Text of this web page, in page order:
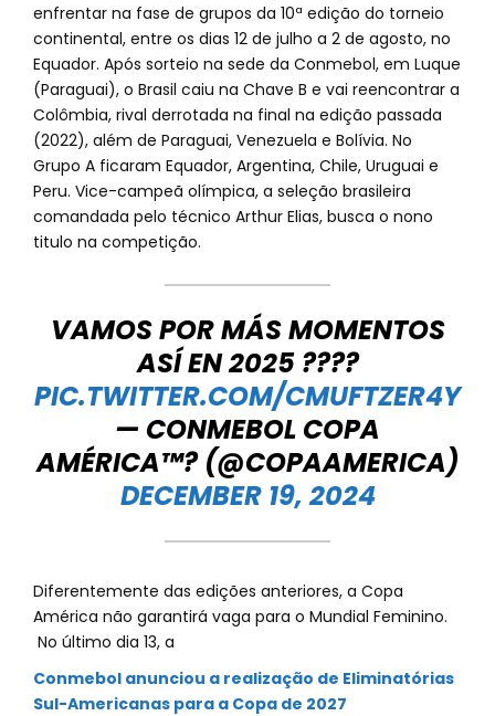
enfrentar na fase de grupos da 10ª edição do torneio
continental, entre os dias 12 de julho a 2 de agosto, no
Equador. Após sorteio na sede da Conmebol, em Luque
(Paraguai), o Brasil caiu na Chave B e vai reencontrar a
Colômbia, rival derrotada na final na edição passada
(2022), além de Paraguai, Venezuela e Bolívia. No
Grupo A ficaram Equador, Argentina, Chile, Uruguai e
Peru. Vice-campeã olímpica, a seleção brasileira
comandada pelo técnico Arthur Elias, busca o nono
titulo na competição.
VAMOS POR MÁS MOMENTOS
ASÍ EN 2025 ????
PIC.TWITTER.COM/CMUFTZER4Y
— CONMEBOL COPA
AMÉRICA™? (@COPAAMERICA)
DECEMBER 19, 2024
Diferentemente das edições anteriores, a Copa
América não garantirá vaga para o Mundial Feminino.
No último dia 13, a
Conmebol anunciou a realização de Eliminatórias
Sul-Americanas para a Copa de 2027